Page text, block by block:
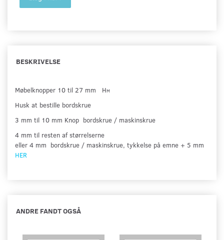
BESKRIVELSE
Møbelknopper 10 til 27 mm HM
Husk at bestille bordskrue
3 mm til 10 mm Knop bordskrue / maskinskrue
4 mm til resten af størrelserne
eller 4 mm bordskrue / maskinskrue, tykkelse på emne + 5 mm
HER
ANDRE FANDT OGSÅ